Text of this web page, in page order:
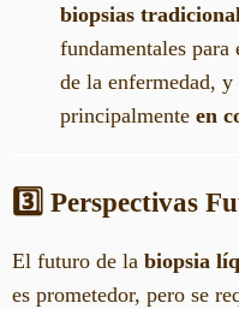
biopsias
fundamentales
de la enfermedad,
principalmente en
3️⃣ Perspectivas
El futuro de la biopsia
es prometedor, pero se